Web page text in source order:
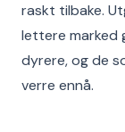
raskt tilbake.
lettere marked
dyrere, og de
verre ennå.